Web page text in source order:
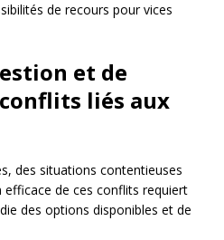
de recours pour vices
et de
liés aux
des situations contentieuses
efficace de ces conflits requiert
des options disponibles et de